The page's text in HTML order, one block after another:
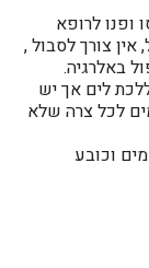
לרופא
צורך לסבול ,
באלרגיה.
לים אך יש
לכל צרה שלא
וכובע